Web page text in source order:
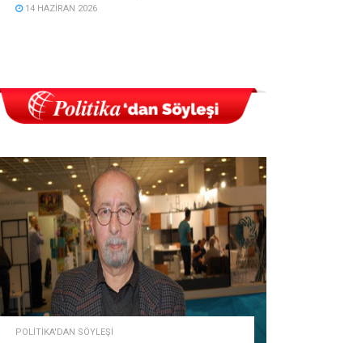
14 HAZIRAN 2026
POLITIKA'DAN SÖYLEŞI